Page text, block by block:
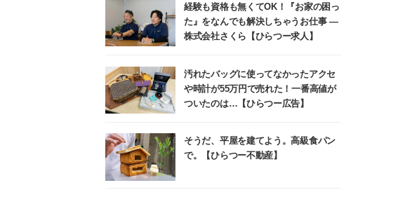
経験も資格も無くてOK！『お家の困っ
た』をなんでも解決しちゃうお仕事 ―
株式会社さくら【ひらつー求人】
汚れたバッグに使ってなかったアクセ
や時計が55万円で売れた！一番高値が
ついたのは…【ひらつー広告】
そうだ、平屋を建てよう。高級食パン
で。【ひらつー不動産】